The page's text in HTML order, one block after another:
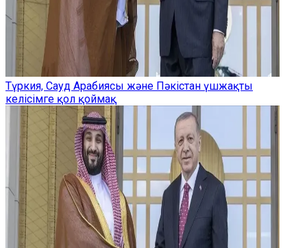
Түркия, Сауд Арабиясы және Пәкістан үшжақты
келісімге қол қоймақ